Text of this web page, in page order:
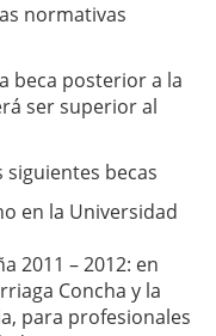
normativas
beca posterior a la
ser superior al
becas
en la Universidad
2011 – 2012: en
Concha y la
para profesionales